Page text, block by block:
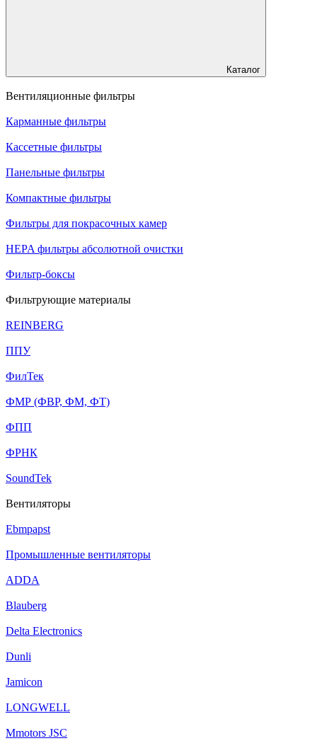
Каталог
Вентиляционные фильтры
Карманные фильтры
Кассетные фильтры
Панельные фильтры
Компактные фильтры
Фильтры для покрасочных камер
HEPA фильтры абсолютной очистки
Фильтр-боксы
Фильтрующие материалы
REINBERG
ППУ
ФилТек
ФМР (ФВР, ФМ, ФТ)
ФПП
ФРНК
SoundTek
Вентиляторы
Ebmpapst
Промышленные вентиляторы
ADDA
Blauberg
Delta Electronics
Dunli
Jamicon
LONGWELL
Mmotors JSC